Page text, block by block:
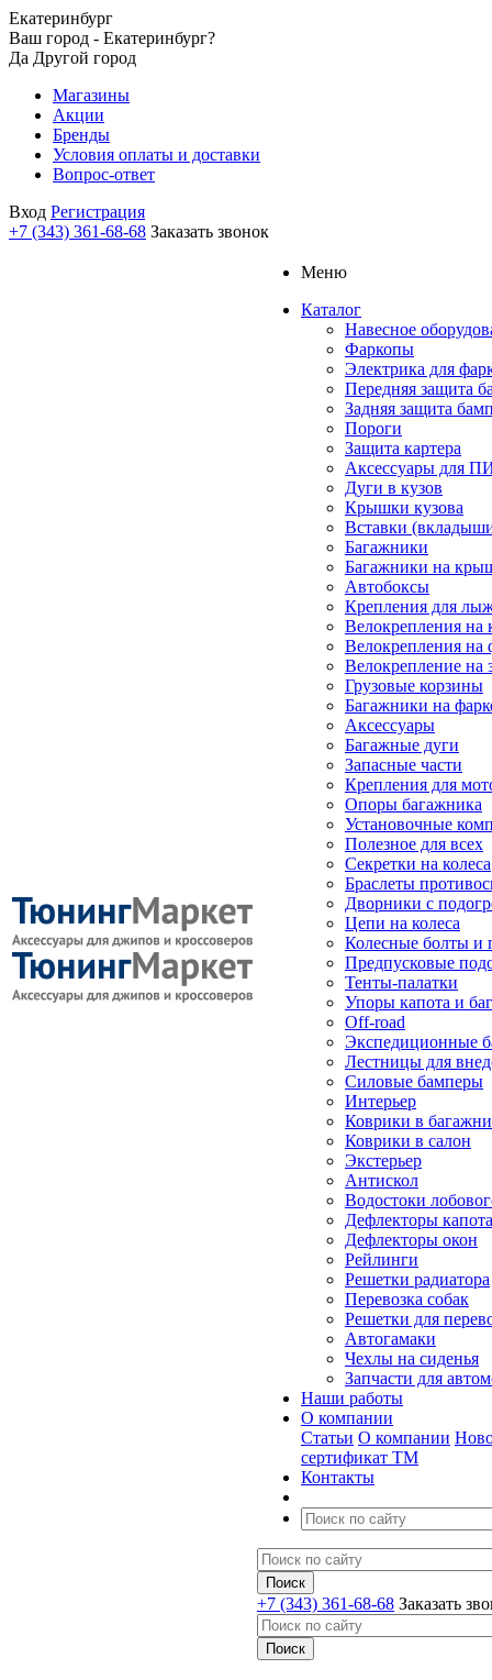
Екатеринбург
Ваш город - Екатеринбург?
Да Другой город
Магазины
Акции
Бренды
Условия оплаты и доставки
Вопрос-ответ
Вход Регистрация
+7 (343) 361-68-68 Заказать звонок
Меню
Каталог
Навесное
Фаркопы
Электрика для
Передняя защита
Задняя защита
Пороги
Защита картера
Аксессуары для
Дуги в кузов
Крышки кузова
Вставки
Багажники
Багажники на
Автобоксы
Крепления для
Велокрепления
Велокрепления на
Велокрепление на
Грузовые корзины
Багажники на
Аксессуары
Багажные дуги
Запасные части
Крепления для
Опоры багажника
Установочные
Полезное для всех
Секретки на колеса
Браслеты
Дворники с
Цепи на колеса
Колесные болты и
Предпусковые
Тенты-палатки
Упоры капота и
Off-road
Экспедиционные
Лестницы для
Силовые бамперы
Интерьер
Коврики в
Коврики в салон
Экстерьер
Антискол
Водостоки
Дефлекторы капота
Дефлекторы окон
Рейлинги
Решетки радиатора
Перевозка собак
Решетки для
Автогамаки
Чехлы на сиденья
Запчасти для
Наши работы
О компании
Статьи О компании
сертификат ТМ
Контакты
+7 (343) 361-68-68 Заказать